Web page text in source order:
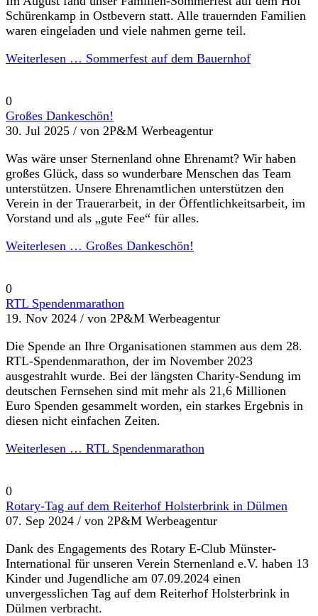
Schürenkamp in Ostbevern statt. Alle trauernden Familien
waren eingeladen und viele nahmen gerne teil.
Weiterlesen … Sommerfest auf dem Bauernhof
0
Großes Dankeschön!
30. Jul 2025 / von 2P&M Werbeagentur
Was wäre unser Sternenland ohne Ehrenamt? Wir haben
großes Glück, dass so wunderbare Menschen das Team
unterstützen. Unsere Ehrenamtlichen unterstützen den
Verein in der Trauerarbeit, in der Öffentlichkeitsarbeit, im
Vorstand und als „gute Fee“ für alles.
Weiterlesen … Großes Dankeschön!
0
RTL Spendenmarathon
19. Nov 2024 / von 2P&M Werbeagentur
Die Spende an Ihre Organisationen stammen aus dem 28.
RTL-Spendenmarathon, der im November 2023
ausgestrahlt wurde. Bei der längsten Charity-Sendung im
deutschen Fernsehen sind mit mehr als 21,6 Millionen
Euro Spenden gesammelt worden, ein starkes Ergebnis in
diesen nicht einfachen Zeiten.
Weiterlesen … RTL Spendenmarathon
0
Rotary-Tag auf dem Reiterhof Holsterbrink in Dülmen
07. Sep 2024 / von 2P&M Werbeagentur
Dank des Engagements des Rotary E-Club Münster-
International für unseren Verein Sternenland e.V. haben 13
Kinder und Jugendliche am 07.09.2024 einen
unvergesslichen Tag auf dem Reiterhof Holsterbrink in
Dülmen verbracht.